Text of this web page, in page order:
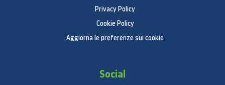
Privacy Policy
Cookie Policy
Aggiorna le preferenze sui cookie
Social